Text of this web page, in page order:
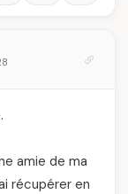
amie de ma
récupérer en